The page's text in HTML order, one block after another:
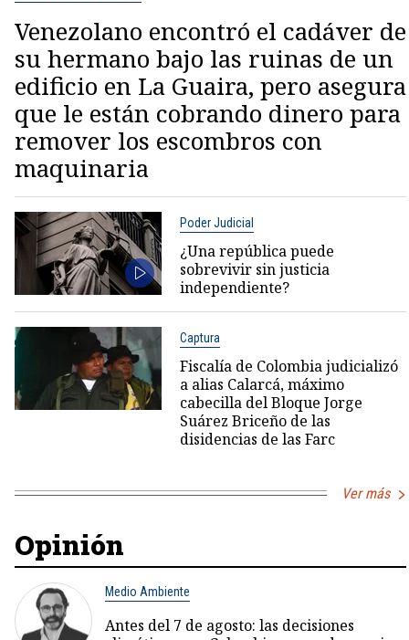
Venezolano encontró el cadáver de
su hermano bajo las ruinas de un
edificio en La Guaira, pero asegura
que le están cobrando dinero para
remover los escombros con
maquinaria
Poder Judicial
¿Una república puede
sobrevivir sin justicia
independiente?
Captura
Fiscalía de Colombia judicializó
a alias Calarcá, máximo
cabecilla del Bloque Jorge
Suárez Briceño de las
disidencias de las Farc
Ver más
Opinión
Medio Ambiente
Antes del 7 de agosto: las decisiones